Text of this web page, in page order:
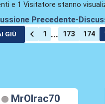
e 1 Visitatore stanno
Precedente-
GIÙ 1 ... 173 174
MrOlrac70